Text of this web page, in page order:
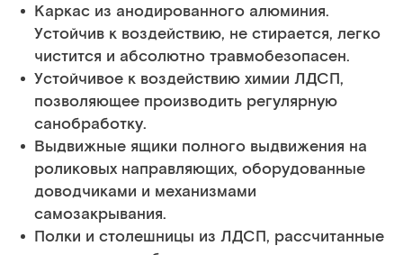
Каркас из анодированного алюминия.
Устойчив к воздействию, не стирается, легко
чистится и абсолютно травмобезопасен.
Устойчивое к воздействию химии ЛДСП,
позволяющее производить регулярную
санобработку.
Выдвижные ящики полного выдвижения на
роликовых направляющих, оборудованные
доводчиками и механизмами
самозакрывания.
Полки и столешницы из ЛДСП, рассчитанные